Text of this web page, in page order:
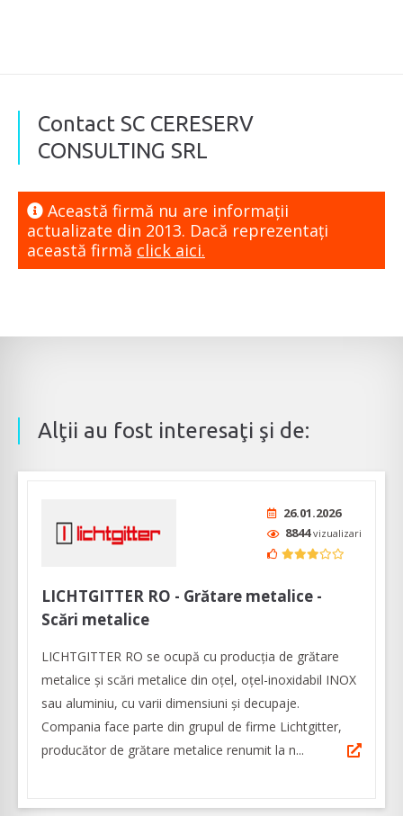
Contact SC CERESERV
CONSULTING SRL
Această firmă nu are informaţii
actualizate din 2013. Dacă reprezentaţi
această firmă click aici.
Alţii au fost interesaţi şi de:
26.01.2026
8844vizualizari
LICHTGITTER RO - Grătare metalice -
Scări metalice
LICHTGITTER RO se ocupă cu producția de grătare
metalice și scări metalice din oțel, oțel-inoxidabil INOX
sau aluminiu, cu varii dimensiuni și decupaje.
Compania face parte din grupul de firme Lichtgitter,
producător de grătare metalice renumit la n...